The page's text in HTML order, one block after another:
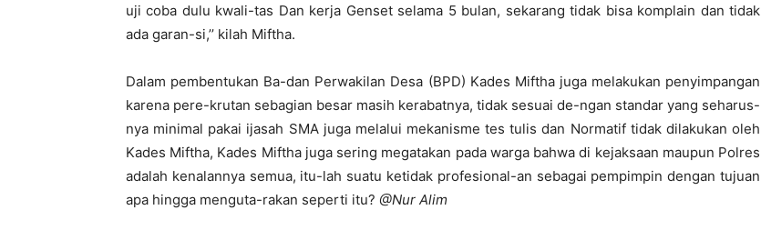
uji coba dulu kwali-tas Dan kerja Genset selama 5 bulan, sekarang tidak bisa komplain dan tidak
ada garan-si,’’ kilah Miftha.
Dalam pembentukan Ba-dan Perwakilan Desa (BPD) Kades Miftha juga melakukan penyimpangan
karena pere-krutan sebagian besar masih kerabatnya, tidak sesuai de-ngan standar yang seharus-
nya minimal pakai ijasah SMA juga melalui mekanisme tes tulis dan Normatif tidak dilakukan oleh
Kades Miftha, Kades Miftha juga sering megatakan pada warga bahwa di kejaksaan maupun Polres
adalah kenalannya semua, itu-lah suatu ketidak profesional-an sebagai pempimpin dengan tujuan
apa hingga menguta-rakan seperti itu? @Nur Alim